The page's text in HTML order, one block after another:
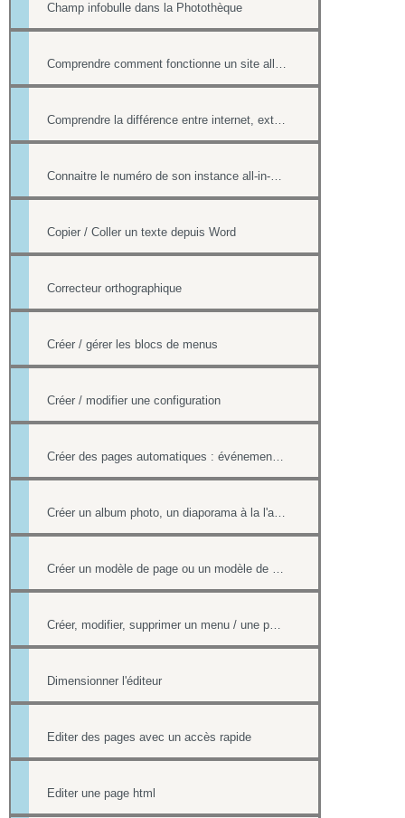
Champ infobulle dans la Photothèque
Comprendre comment fonctionne un site all-in-web, son architecture générale
Comprendre la différence entre internet, extranet et intranet
Connaitre le numéro de son instance all-in-web ou le numéro d'une page
Copier / Coller un texte depuis Word
Correcteur orthographique
Créer / gérer les blocs de menus
Créer / modifier une configuration
Créer des pages automatiques : événement, actualités, organigramme
Créer un album photo, un diaporama à la l'aide de la Photothèque
Créer un modèle de page ou un modèle de mailing
Créer, modifier, supprimer un menu / une page
Dimensionner l'éditeur
Editer des pages avec un accès rapide
Editer une page html